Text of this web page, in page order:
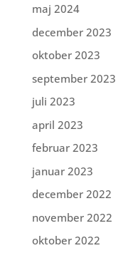
maj 2024
december 2023
oktober 2023
september 2023
juli 2023
april 2023
februar 2023
januar 2023
december 2022
november 2022
oktober 2022